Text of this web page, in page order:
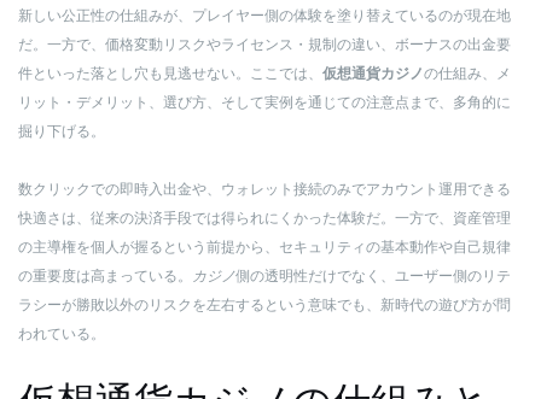
新しい公正性の仕組みが、プレイヤー側の体験を塗り替えているのが現在地
だ。一方で、価格変動リスクやライセンス・規制の違い、ボーナスの出金要
件といった落とし穴も見逃せない。ここでは、 仮想通貨カジノの仕組み、メ
リット・デメリット、選び方、そして実例を通じての注意点まで、多角的に
掘り下げる。
数クリックでの即時入出金や、ウォレット接続のみでアカウント運用できる
快適さは、従来の決済手段では得られにくかった体験だ。一方で、資産管理
の主導権を個人が握るという前提から、セキュリティの基本動作や自己規律
の重要度は高まっている。
カジノ側の透明性だけでなく、ユーザー側のリテ
ラシーが勝敗以外のリスクを左右するという意味でも、新時代の遊び方が問
われている。